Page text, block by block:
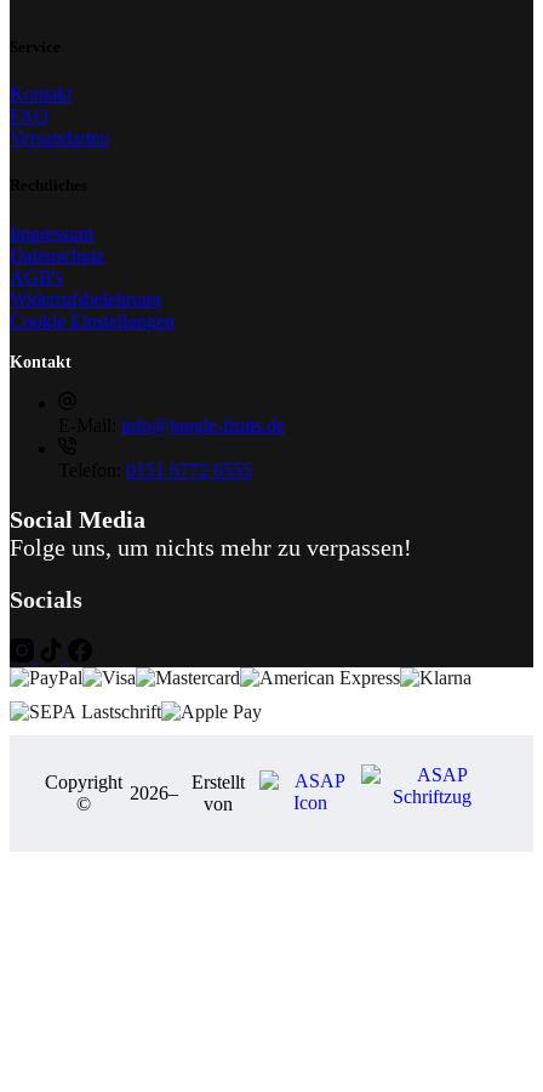
Kontakt
FAQ
Versandarten
Impressum
Datenschutz
AGB's
Widerrufsbelehrung
Cookie Einstellungen
Kontakt
info@jungle-fruits.de
0151 6772 6555
Social Media
Folge uns, um nichts mehr zu verpassen!
Socials
Copyright
©
2026–
Erstellt
von